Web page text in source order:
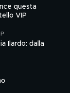
questa
VIP
Ilardo: dalla